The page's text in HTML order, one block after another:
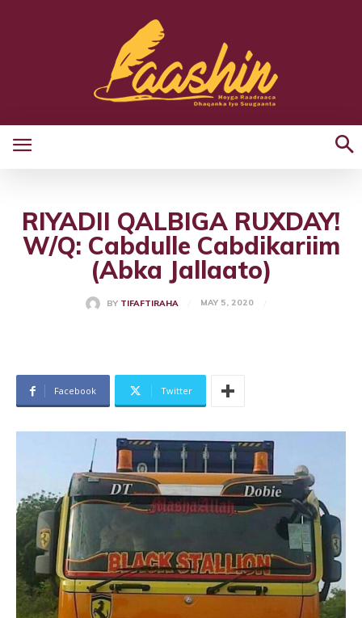
RIYADII QALBIGA RUXDAY!
W/Q: Cabdulle Cabdikariim
(Abka Jallaato)
BY TIFAFTIRAHA MAY 5, 2020
Facebook Twitter